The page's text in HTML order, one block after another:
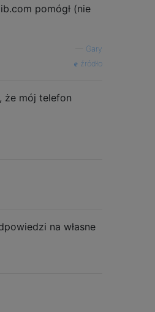
pomógł (nie
Gary
źródło
że ​​mój telefon
na własne